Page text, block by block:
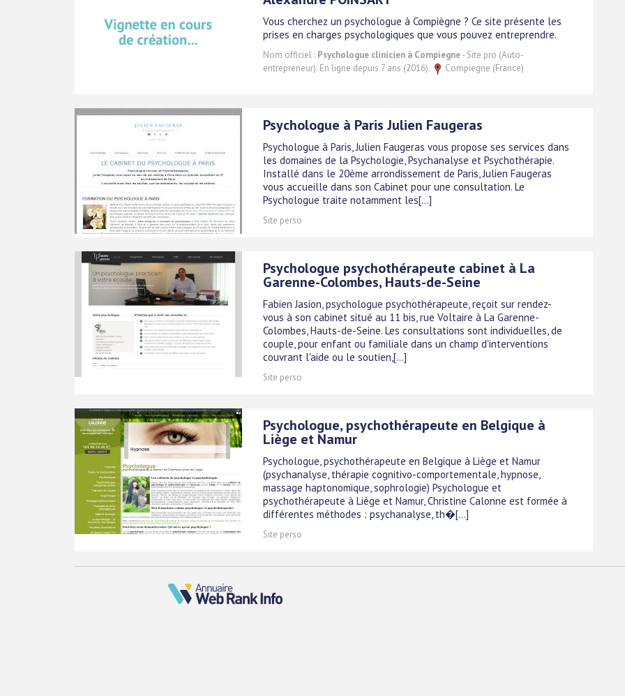
Vous cherchez un psychologue à Compiègne ? Ce site présente les
prises en charges psychologiques que vous pouvez entreprendre.
Nom officiel : Psychologue clinicien à Compiegne- Site pro (Auto-
entrepreneur). En ligne depuis 7 ans (2016).
Compiegne (France)
Psychologue à Paris Julien Faugeras
Psychologue à Paris, Julien Faugeras vous propose ses services dans
les domaines de la Psychologie, Psychanalyse et Psychothérapie.
Installé dans le 20ème arrondissement de Paris, Julien Faugeras
vous accueille dans son Cabinet pour une consultation. Le
Psychologue traite notamment les[...]
Site perso
Psychologue psychothérapeute cabinet à La
Garenne-Colombes, Hauts-de-Seine
Fabien Jasion, psychologue psychothérapeute, reçoit sur rendez-
vous à son cabinet situé au 11 bis, rue Voltaire à La Garenne-
Colombes, Hauts-de-Seine. Les consultations sont individuelles, de
couple, pour enfant ou familiale dans un champ d'interventions
couvrant l'aide ou le soutien,[...]
Site perso
Psychologue, psychothérapeute en Belgique à
Liège et Namur
Psychologue, psychothérapeute en Belgique à Liège et Namur
(psychanalyse, thérapie cognitivo-comportementale, hypnose,
massage haptonomique, sophrologie) Psychologue et
psychothérapeute à Liège et Namur, Christine Calonne est formée à
différentes méthodes : psychanalyse, th�[...]
Site perso